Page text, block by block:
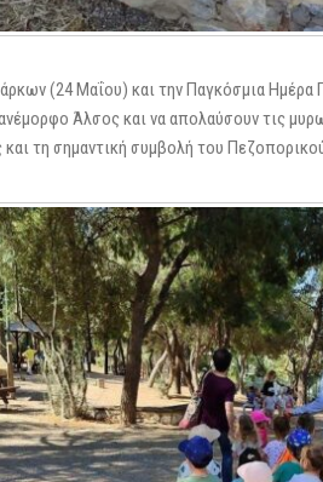
(24 Μαΐου) και την Παγκόσμια Ημέρα
Άλσος και να απολαύσουν τις
τη σημαντική συμβολή του